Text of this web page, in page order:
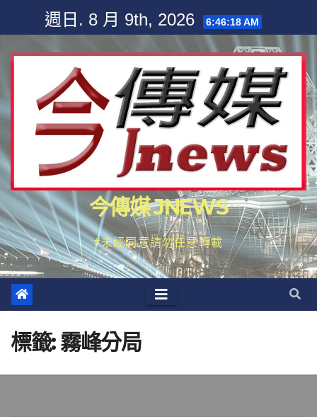
content
週日. 8 月 9th, 2026 6:46:19 AM
今傳媒 JNEWS
#未經同意請勿任意轉載
標籤:霧峰分局